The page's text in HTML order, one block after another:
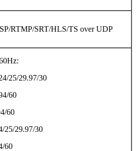
RTMP/SRT/HLS/TS over UDP
25/29.97/30
60
60
25/29.97/30
60